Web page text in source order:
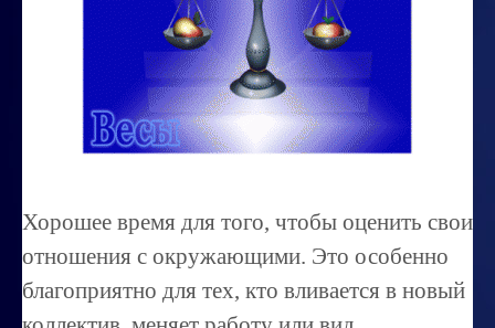
Миссиональность
Королевский гороскоп
Найти идеального партнера
Корректировка характера
Совместимость
Занятия по расшифровке снов
Хорошее время для того, чтобы оценить свои
отношения с окружающими. Это особенно
благоприятно для тех, кто вливается в новый